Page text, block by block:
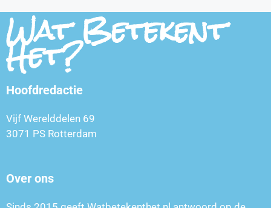
Wat Betekent
Het?
Hoofdredactie
Vijf Werelddelen 69
3071 PS Rotterdam
Over ons